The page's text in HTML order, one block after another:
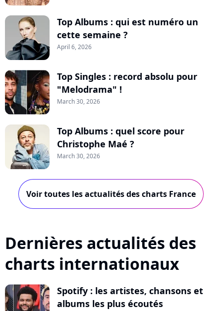
Top Albums : qui est numéro un
cette semaine ?
April 6, 2026
Top Singles : record absolu pour
"Melodrama" !
March 30, 2026
Top Albums : quel score pour
Christophe Maé ?
March 30, 2026
Voir toutes les actualités des charts France
Dernières actualités des
charts internationaux
Spotify : les artistes, chansons et
albums les plus écoutés